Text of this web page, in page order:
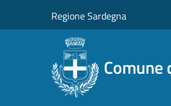
Regione Sardegna
Comune